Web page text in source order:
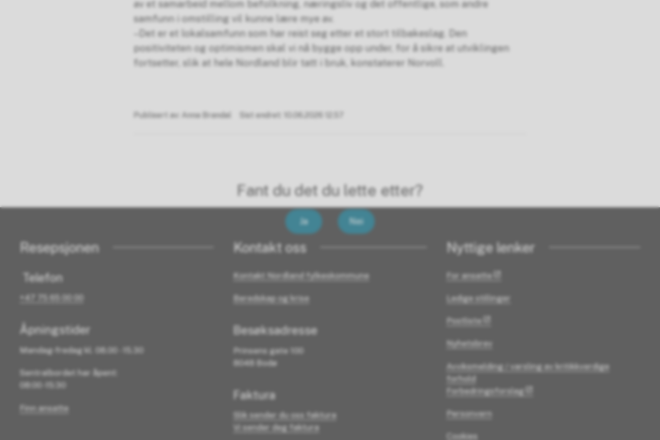
av et samarbeid mellom befolkning, næringsliv og det offentlige, som andre
samfunn i omstilling vil kunne lære mye av.
–Det er et lokalsamfunn som har reist seg etter et stort tilbakeslag. Den
positiviteten og optimismen skal vi nå bygge opp under, for å sikre at utviklingen
fortsetter, slik at hele Nordland blir tatt i bruk, konstaterer Norvoll.
Publisert av Anna Brandal Sist endret 10.06.2026 12.57
Fant du det du lette etter?
Ja Nei
Resepsjonen
Telefon
+47 75 65 00 00
Åpningstider
Mandag-fredag kl. 08.00 - 15.30
Sentralbordet har åpent:
08:00 -15:30
Finn ansatte
Kontakt oss
Kontakt Nordland fylkeskommune
Beredskap og krise
Besøksadresse
Prinsens gate 100
8048 Bodø
Faktura
Slik sender du oss faktura
Vi sender deg faktura
Nyttige lenker
For ansatte
Ledige stillinger
Postliste
Nyhetsbrev
Avviksmelding / varsling av kritikkverdige
forhold
Forbedringsforslag
Personvern
Cookies